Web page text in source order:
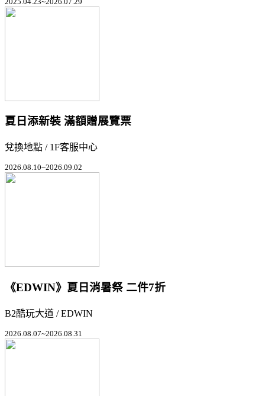
夏日添新裝 滿額贈展覽票
兌換地點 / 1F客服中心
2026.08.10~2026.09.02
《EDWIN》夏日消暑祭 二件7折
B2酷玩大道 / EDWIN
2026.08.07~2026.08.31